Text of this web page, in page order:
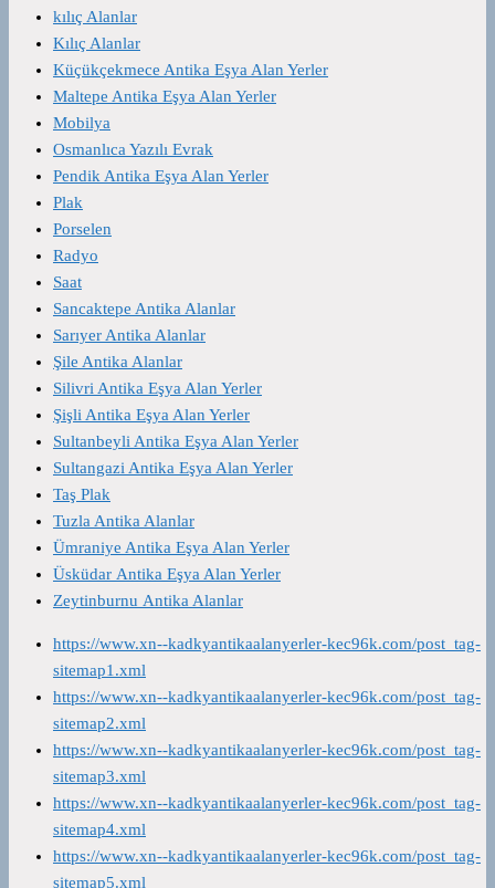
kılıç Alanlar
Kılıç Alanlar
Küçükçekmece Antika Eşya Alan Yerler
Maltepe Antika Eşya Alan Yerler
Mobilya
Osmanlıca Yazılı Evrak
Pendik Antika Eşya Alan Yerler
Plak
Porselen
Radyo
Saat
Sancaktepe Antika Alanlar
Sarıyer Antika Alanlar
Şile Antika Alanlar
Silivri Antika Eşya Alan Yerler
Şişli Antika Eşya Alan Yerler
Sultanbeyli Antika Eşya Alan Yerler
Sultangazi Antika Eşya Alan Yerler
Taş Plak
Tuzla Antika Alanlar
Ümraniye Antika Eşya Alan Yerler
Üsküdar Antika Eşya Alan Yerler
Zeytinburnu Antika Alanlar
https://www.xn--kadkyantikaalanyerler-kec96k.com/post_tag-
sitemap1.xml
https://www.xn--kadkyantikaalanyerler-kec96k.com/post_tag-
sitemap2.xml
https://www.xn--kadkyantikaalanyerler-kec96k.com/post_tag-
sitemap3.xml
https://www.xn--kadkyantikaalanyerler-kec96k.com/post_tag-
sitemap4.xml
https://www.xn--kadkyantikaalanyerler-kec96k.com/post_tag-
sitemap5.xml